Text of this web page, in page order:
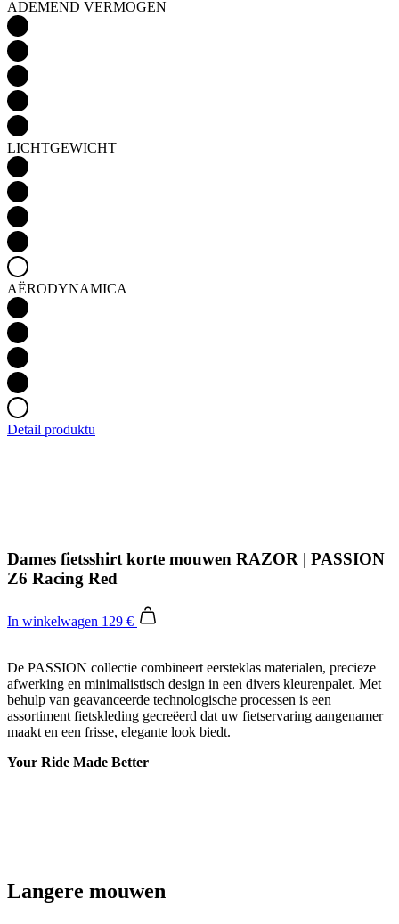
ADEMEND VERMOGEN
LICHTGEWICHT
AËRODYNAMICA
Detail produktu
De PASSION collectie combineert eersteklas materialen, precieze
afwerking en minimalistisch design in een divers kleurenpalet. Met
behulp van geavanceerde technologische processen is een
Your Ride Made Better
Verborgen rits